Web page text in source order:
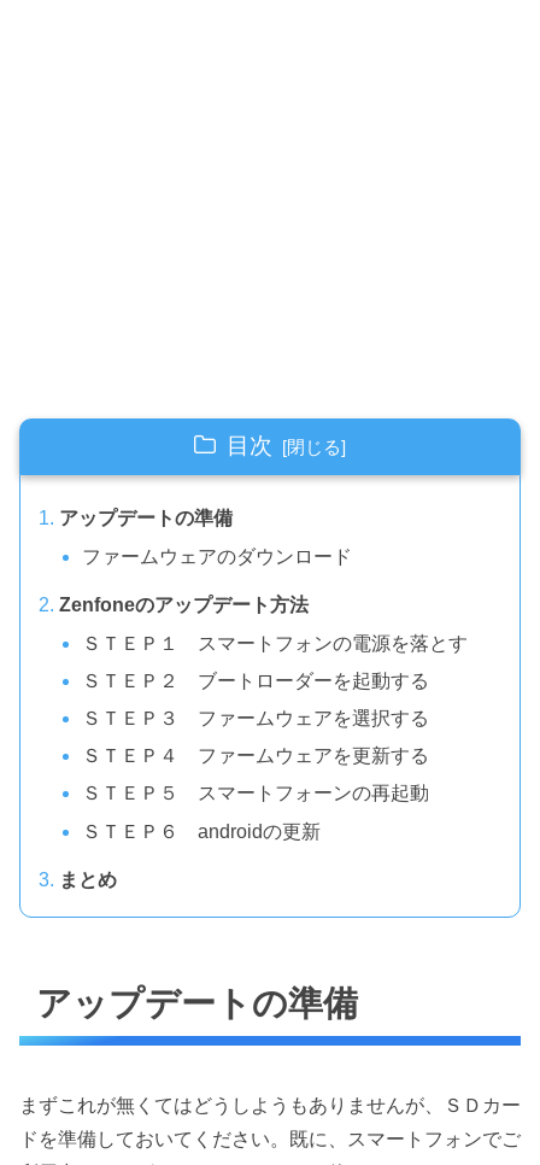
目次
アップデートの準備
ファームウェアのダウンロード
Zenfoneのアップデート方法
ＳＴＥＰ１ スマートフォンの電源を落とす
ＳＴＥＰ２ ブートローダーを起動する
ＳＴＥＰ３ ファームウェアを選択する
ＳＴＥＰ４ ファームウェアを更新する
ＳＴＥＰ５ スマートフォーンの再起動
ＳＴＥＰ６ androidの更新
まとめ
アップデートの準備
まずこれが無くてはどうしようもありませんが、ＳＤカー
ドを準備しておいてください。既に、スマートフォンでご